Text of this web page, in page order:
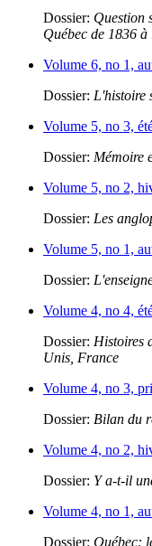
Dossier: Question
Québec de 1836 à
Volume 6, no 1,
Dossier: L'histoire
Volume 5, no 3,
Dossier: Mémoire
Volume 5, no 2,
Dossier: Les
Volume 5, no 1,
Dossier:
Volume 4, no 4,
Dossier: Histoires
Unis, France
Volume 4, no 3,
Dossier: Bilan du
Volume 4, no 2,
Dossier: Y a-t-il
Volume 4, no 1,
Dossier: Québec: